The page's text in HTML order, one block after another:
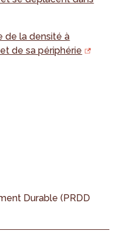
de la densité à
de sa périphérie
Durable (PRDD